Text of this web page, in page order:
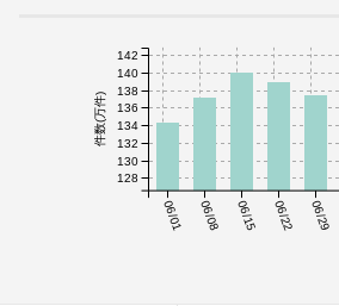
06/01 06/08 06/15 06/22 06/29
件数(万件)
128
130
132
134
136
138
140
142